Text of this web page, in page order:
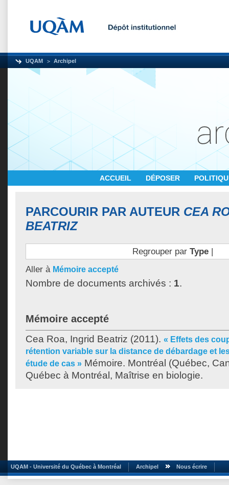
UQAM Archipel
ACCUEIL DÉPOSER
PARCOURIR PAR AUTEUR CEA
BEATRIZ
Regrouper par Type|
Aller à Mémoire accepté
Nombre de documents archivés : 1.
Mémoire accepté
Cea Roa, Ingrid Beatriz (2011). « Effets des
rétention variable sur la distance de débardage et
étude de cas » Mémoire. Montréal (Québec,
Québec à Montréal, Maîtrise en biologie.
UQAM - Université du Québec à Montréal Archipel Nous écrire